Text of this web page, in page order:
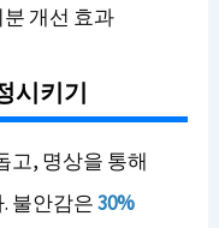
개선 효과
시키기
고, 명상을 통해
불안감은30%